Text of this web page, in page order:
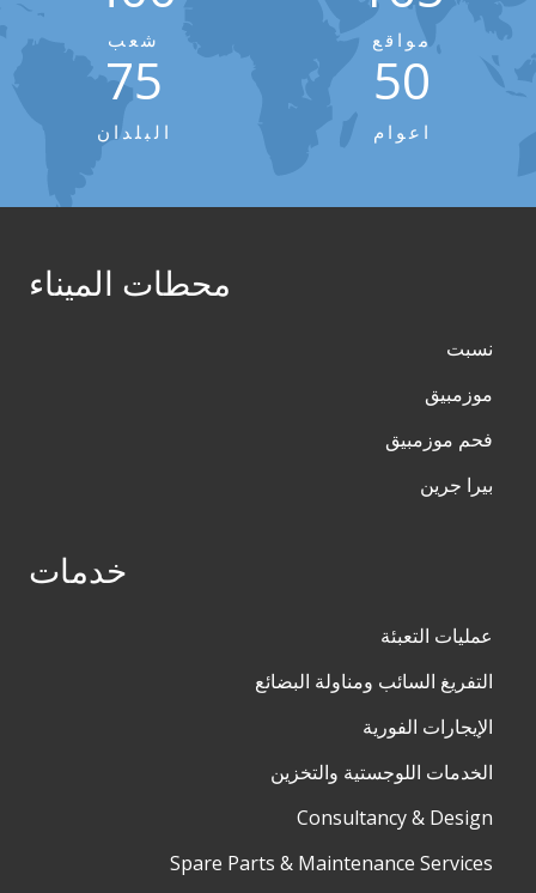
شعب مواقع
75
البلدان
50
اعوام
محطات الميناء
نسبت
موزمبيق
فحم موزمبيق
بيرا جرين
خدمات
عمليات التعبئة
التفريغ السائب ومناولة البضائع
الإيجارات الفورية
الخدمات اللوجستية والتخزين
Consultancy & Design
Spare Parts & Maintenance Services